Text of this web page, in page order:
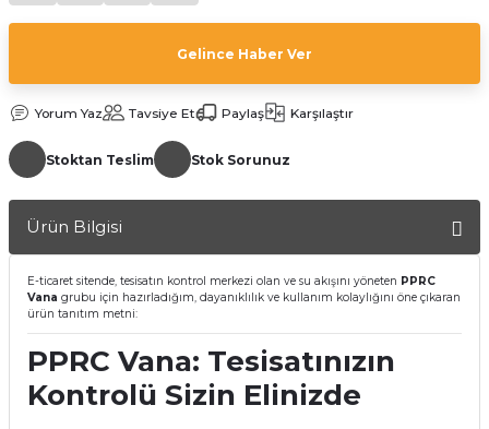
Gelince Haber Ver
Yorum Yaz Tavsiye Et Paylaş Karşılaştır
Stoktan Teslim Stok Sorunuz
Ürün Bilgisi
E-ticaret sitende, tesisatın kontrol merkezi olan ve su akışını yöneten PPRC
Vana grubu için hazırladığım, dayanıklılık ve kullanım kolaylığını öne çıkaran
ürün tanıtım metni:
PPRC Vana: Tesisatınızın
Kontrolü Sizin Elinizde